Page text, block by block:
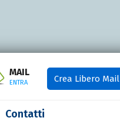
MAIL
ENTRA Crea Libero Mail
Contatti